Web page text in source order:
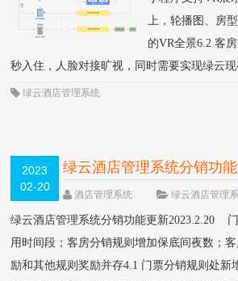
上，轮播图、房
的VR全景6.2 客
秒入住，人脸对接旷视，同时需要实现绿云
绿云酒店管理系统
2023
02-20
绿云酒店管理系统分销功
NEW
酒店管理系统 绿云酒店管理
绿云酒店管理系统分销功能更新2023.2.20
用时间段；客房分销规则增加保底间夜数；
励和其他规则奖励并存4.1 门票分销规则处新